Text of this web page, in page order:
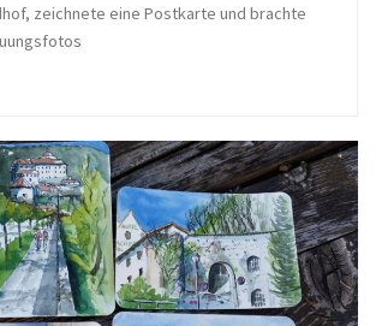
zeichnete eine Postkarte und brachte